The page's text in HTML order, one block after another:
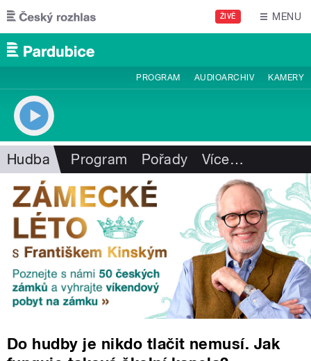
Přejít k hlavnímu obsahu
ŽIVĚ MENU
PROGRAM AUDIOARCHIV KAMERY
Hudba Program Pořady Více…
Do hudby je nikdo tlačit nemusí. Jak